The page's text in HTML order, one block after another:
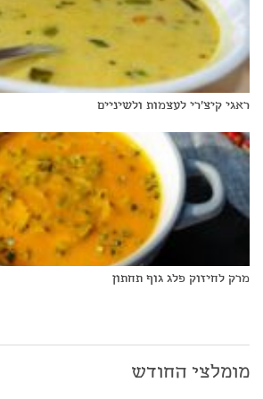
ראגי קיצ'רי לעצמות ולשיניים
מרק לחיזוק פלג גוף תחתון
מומלצי החודש